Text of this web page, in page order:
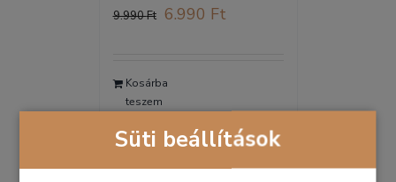
Süti beállítások
9.990Ft Original
9.990 Ft.
6.990 FtCurrent
Kosárba
teszem